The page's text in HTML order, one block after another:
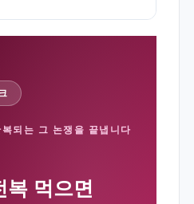
되는 그 논쟁을 끝냅니다
복 먹으면